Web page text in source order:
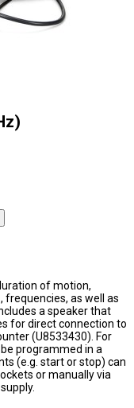
of motion,
frequencies, as well as
a speaker that
for direct connection to
(U8533430). For
programmed in a
(e.g. start or stop) can
or manually via